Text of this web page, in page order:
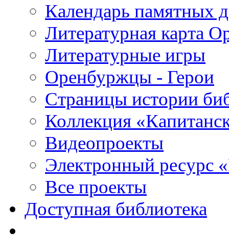
Календарь памятных
Литературная карта
Литературные игры
Оренбуржцы - Герои
Страницы истории
Коллекция
Видеопроекты
Электронный ресурс
Все проекты
Доступная библиотека